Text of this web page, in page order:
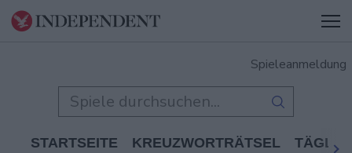
Spieleanmeldung
STARTSEITE KREUZWORTRÄTSEL